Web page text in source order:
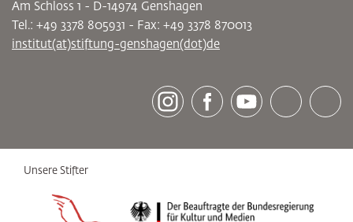
[socialLinksTitle]
Am Schloss 1 - D-14974 Genshagen
Tel.: +49 3378 805931 - Fax: +49 3378 870013
institut(at)stiftung-genshagen(dot)de
Unsere Stifter